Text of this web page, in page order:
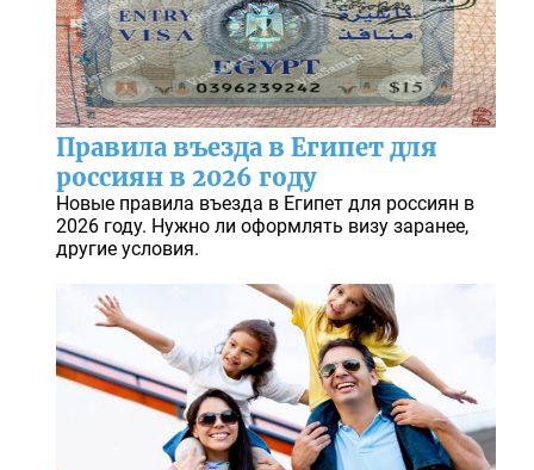
Правила въезда в Египет для
россиян в 2026 году
Новые правила въезда в Египет для россиян в
2026 году. Нужно ли оформлять визу заранее,
другие условия.